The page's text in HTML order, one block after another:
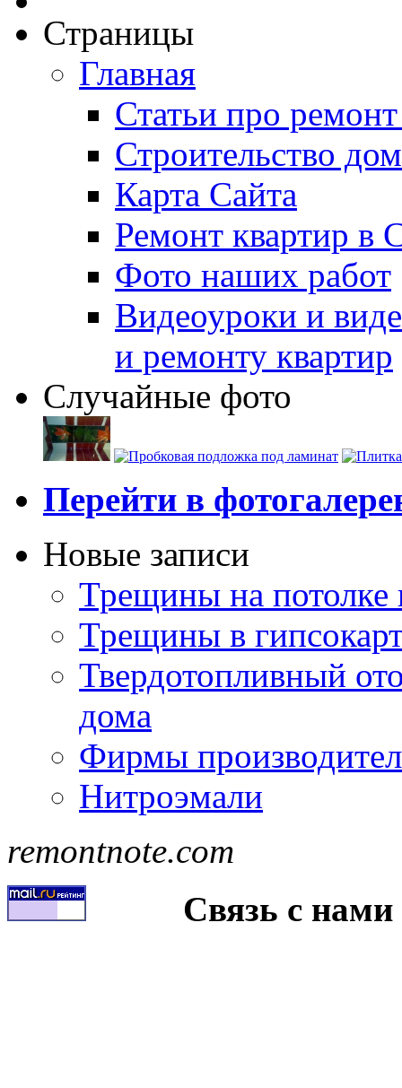
Страницы
Главная
Статьи про
Строительство
Карта Сайта
Ремонт квартир в
Фото наших работ
Видеоуроки и
и ремонту квартир
Случайные фото
Перейти в
Новые записи
Трещины на потолке
Трещины в
Твердотопливный
дома
Фирмы
Нитроэмали
remontnote.com
Связь с